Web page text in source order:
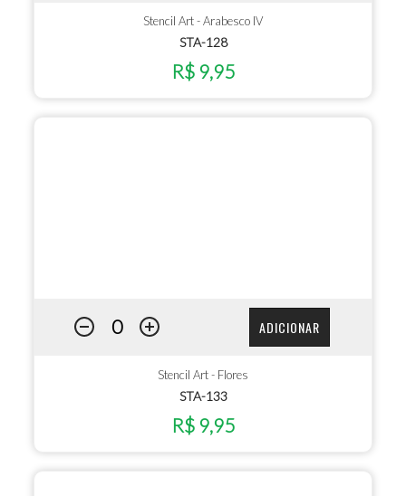
Stencil Art - Arabesco IV
STA-128
R$ 9,95
ADICIONAR
Stencil Art - Flores
STA-133
R$ 9,95